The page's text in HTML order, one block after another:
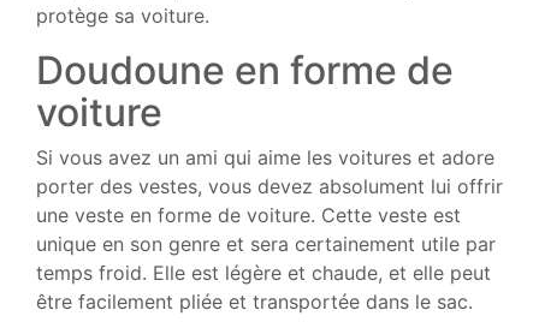
protège sa voiture.
Doudoune en forme de
voiture
Si vous avez un ami qui aime les voitures et adore
porter des vestes, vous devez absolument lui offrir
une veste en forme de voiture. Cette veste est
unique en son genre et sera certainement utile par
temps froid. Elle est légère et chaude, et elle peut
être facilement pliée et transportée dans le sac.